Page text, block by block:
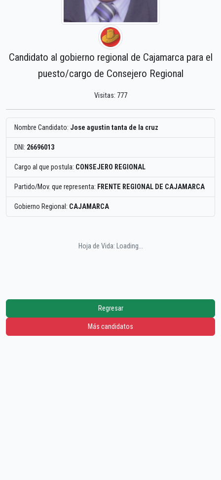
Candidato al gobierno regional de Cajamarca para el
puesto/cargo de Consejero Regional
Visitas: 777
Nombre Candidato: Jose agustin tanta de la cruz
DNI: 26696013
Cargo al que postula: CONSEJERO REGIONAL
Partido/Mov. que representa: FRENTE REGIONAL DE CAJAMARCA
Gobierno Regional: CAJAMARCA
Hoja de Vida: Loading...
Regresar
Más candidatos